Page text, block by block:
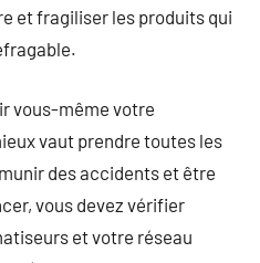
et fragiliser les produits qui
vous-même votre
vaut prendre toutes les
des accidents et être
vous devez vérifier
et votre réseau